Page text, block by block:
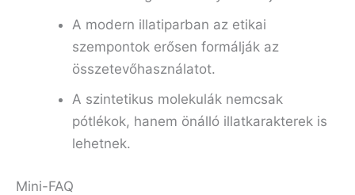
A modern illatiparban az etikai
szempontok erősen formálják az
összetevőhasználatot.
A szintetikus molekulák nemcsak
pótlékok, hanem önálló illatkarakterek is
lehetnek.
Mini-FAQ